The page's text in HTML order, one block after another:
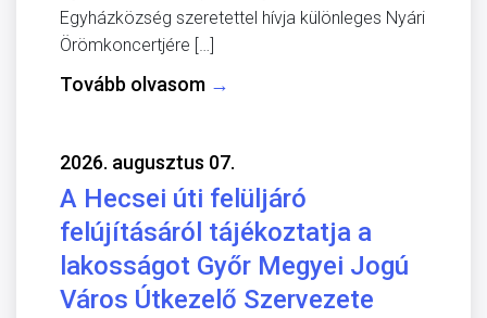
Egyházközség szeretettel hívja különleges Nyári
Örömkoncertjére […]
Tovább olvasom →
2026. augusztus 07.
A Hecsei úti felüljáró
felújításáról tájékoztatja a
lakosságot Győr Megyei Jogú
Város Útkezelő Szervezete